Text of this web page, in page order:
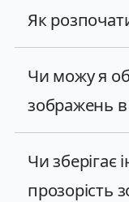
Як
Чи можу я
зображень
Чи зберігає
прозорість